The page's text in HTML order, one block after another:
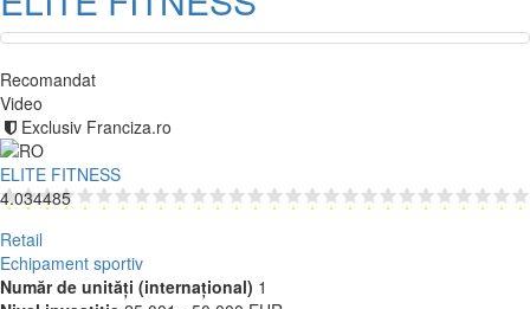
Recomandat
Video
Exclusiv Franciza.ro
ELITE FITNESS
4.034485
Retail
Echipament sportiv
Număr de unități (internațional) 1